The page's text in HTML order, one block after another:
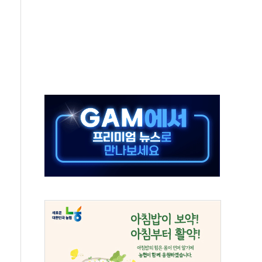
자회견·주요 정당 - 8월 7일
제한 추진…美 "통행 막을 권한 없어"
이온큐·도어대시↑ VS 샌디스크·피그마·앱러빈↓
반대…상법·자본시장법 개정 논의"
차익실현 속 혼조세...웨스턴디지털·샌디스크↓
에 긴급 안보 점검회의